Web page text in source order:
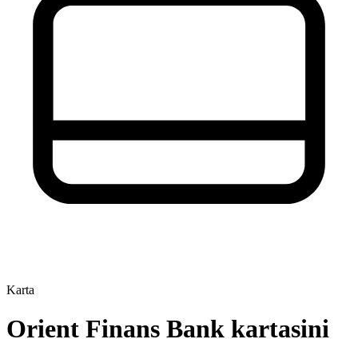
Karta
Orient Finans Bank kartasini